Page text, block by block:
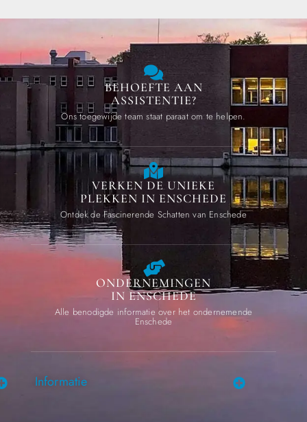
BEHOEFTE AAN
ASSISTENTIE?
Ons toegewijde team staat paraat om te helpen.
VERKEN DE UNIEKE
PLEKKEN IN ENSCHEDE
Ontdek de Fascinerende Schatten van Enschede
ONDERNEMINGEN
IN ENSCHEDE
Alle benodigde informatie over het ondernemende
Enschede
Informatie